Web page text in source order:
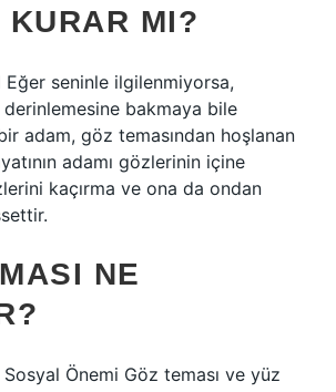
KURAR MI?
Eğer seninle ilgilenmiyorsa,
bakmaya bile
adam, göz temasından hoşlanan
adamı gözlerinin içine
kaçırma ve ona da ondan
NE
Sosyal Önemi Göz teması ve yüz